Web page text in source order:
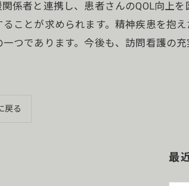
係者と連携し、患者さんのQOL向上
とが求められます。精神疾患を抱え
つであります。今後も、訪問看護の
戻る
最